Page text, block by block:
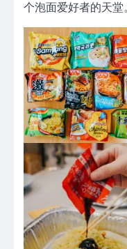
个泡面爱好者的天堂。